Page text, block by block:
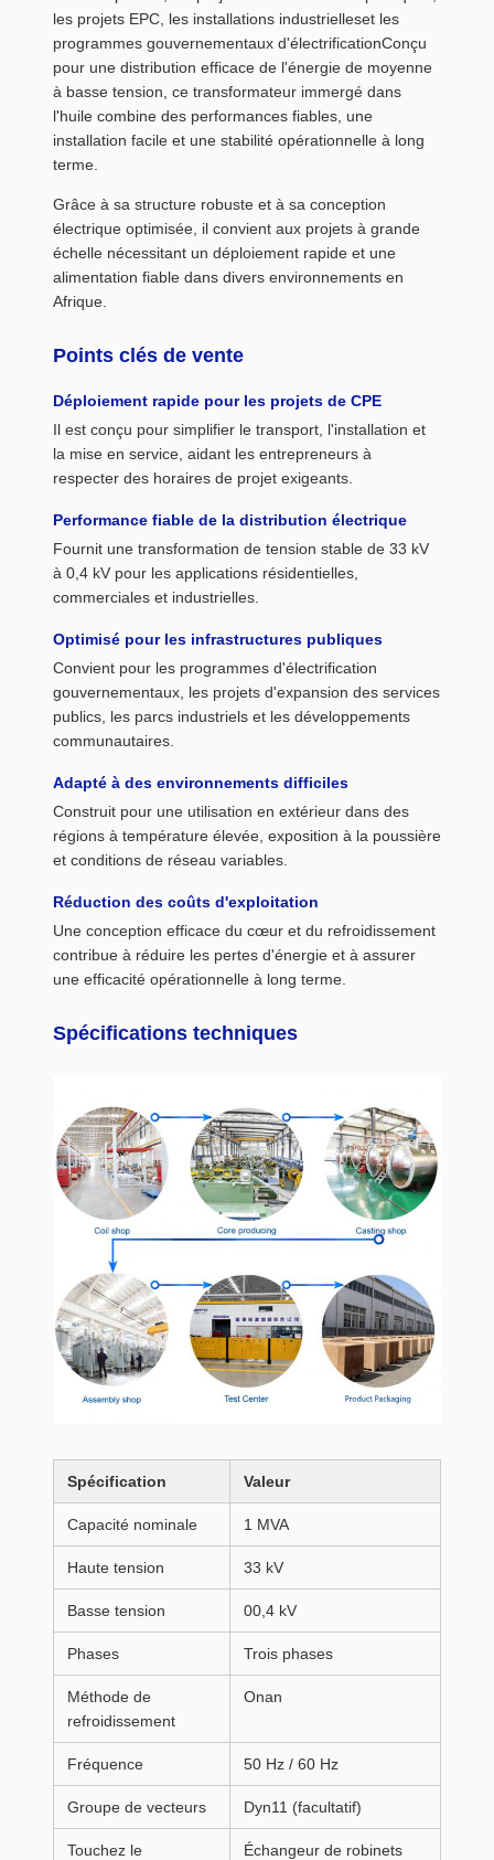
les projets EPC, les installations industrielleset les
programmes gouvernementaux d'électrificationConçu
pour une distribution efficace de l'énergie de moyenne
à basse tension, ce transformateur immergé dans
l'huile combine des performances fiables, une
installation facile et une stabilité opérationnelle à long
terme.
Grâce à sa structure robuste et à sa conception
électrique optimisée, il convient aux projets à grande
échelle nécessitant un déploiement rapide et une
alimentation fiable dans divers environnements en
Afrique.
Points clés de vente
Déploiement rapide pour les projets de CPE
Il est conçu pour simplifier le transport, l'installation et
la mise en service, aidant les entrepreneurs à
respecter des horaires de projet exigeants.
Performance fiable de la distribution électrique
Fournit une transformation de tension stable de 33 kV
à 0,4 kV pour les applications résidentielles,
commerciales et industrielles.
Optimisé pour les infrastructures publiques
Convient pour les programmes d'électrification
gouvernementaux, les projets d'expansion des services
publics, les parcs industriels et les développements
communautaires.
Adapté à des environnements difficiles
Construit pour une utilisation en extérieur dans des
régions à température élevée, exposition à la poussière
et conditions de réseau variables.
Réduction des coûts d'exploitation
Une conception efficace du cœur et du refroidissement
contribue à réduire les pertes d'énergie et à assurer
une efficacité opérationnelle à long terme.
Spécifications techniques
Spécification Valeur
Capacité nominale 1 MVA
Haute tension 33 kV
Basse tension 00,4 kV
Phases Trois phases
Méthode de
refroidissement
Onan
Fréquence 50 Hz / 60 Hz
Groupe de vecteurs Dyn11 (facultatif)
Touchez le
Échangeur de robinets